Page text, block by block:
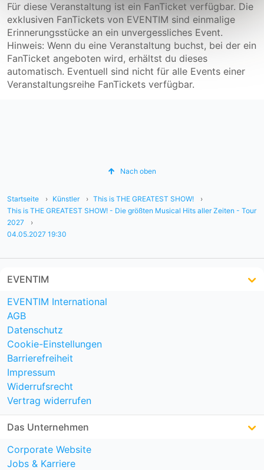
Für diese Veranstaltung ist ein FanTicket verfügbar. Die
exklusiven FanTickets von EVENTIM sind einmalige
Erinnerungsstücke an ein unvergessliches Event.
Hinweis: Wenn du eine Veranstaltung buchst, bei der ein
FanTicket angeboten wird, erhältst du dieses
automatisch. Eventuell sind nicht für alle Events einer
Veranstaltungsreihe FanTickets verfügbar.
Nach oben
Startseite Künstler
This is THE GREATEST SHOW!
This is THE GREATEST SHOW! - Die größten Musical Hits aller Zeiten - Tour
2027
04.05.2027 19:30
EVENTIM
EVENTIM International
AGB
Datenschutz
Cookie-Einstellungen
Barrierefreiheit
Impressum
Widerrufsrecht
Vertrag widerrufen
Das Unternehmen
Corporate Website
Jobs & Karriere